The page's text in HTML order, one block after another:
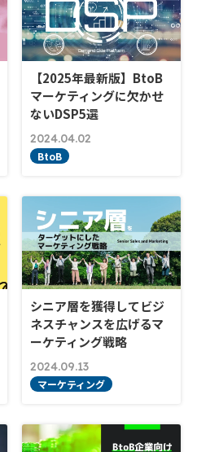
【2025年最新版】BtoB
マーケティングに欠かせ
ないDSP5選
2024.04.02
BtoB
シニア層を獲得してビジ
ネスチャンスを広げるマ
ーケティング戦略
2024.09.13
マーケティング